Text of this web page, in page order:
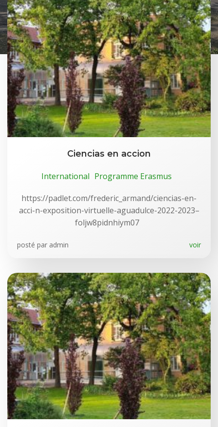
Ciencias en accion
International Programme Erasmus
https://padlet.com/frederic_armand/ciencias-en-
acci-n-exposition-virtuelle-aguadulce-2022-2023–
foljw8pidnhiym07
posté par admin voir